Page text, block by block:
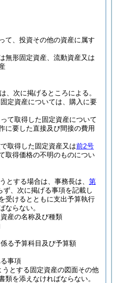
て、投資その他の資産に属す
無形固定資産、流動資産又は
、次に掲げるところによる。
定資産については、購入に要
て取得した固定資産について
に要した直接及び間接の費用
取得した固定資産又は前2号
取得価格の不明のものについ
とする場合は、事務長は、 第
ず、次に掲げる事項を記載し
受けるとともに支出予算執行
ならない。
産の名称及び種類
る予算科目及び予算額
事項
とする固定資産の図面その他
類を添えなければならない。